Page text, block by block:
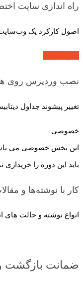
راه اندازی سایت
اصول کارکرد یک
نصب وردپرس روی
تغییر پیشوند جداول
خصوصی
این بخش خصوصی می
باید این دوره را خریداری
کار با نوشته‌ها و
انواع نوشته و حالت های
ضمانت بازگشت وجه ۷ روزه